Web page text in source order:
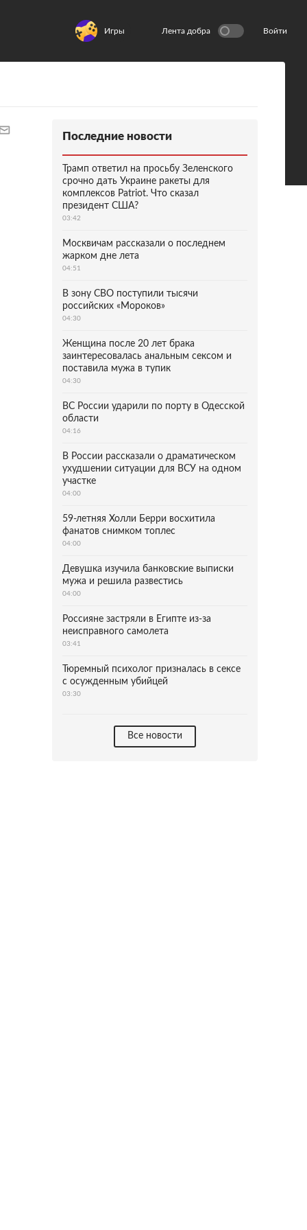
Игры Лента добра Войти
Последние новости
Трамп ответил на просьбу Зеленского
срочно дать Украине ракеты для
комплексов Patriot. Что сказал
президент США?
03:42
Москвичам рассказали о последнем
жарком дне лета
04:51
В зону СВО поступили тысячи
российских «Мороков»
04:30
Женщина после 20 лет брака
заинтересовалась анальным сексом и
поставила мужа в тупик
04:30
ВС России ударили по порту в Одесской
области
04:16
В России рассказали о драматическом
ухудшении ситуации для ВСУ на одном
участке
04:00
59-летняя Холли Берри восхитила
фанатов снимком топлес
04:00
Девушка изучила банковские выписки
мужа и решила развестись
04:00
Россияне застряли в Египте из-за
неисправного самолета
03:41
Тюремный психолог призналась в сексе
с осужденным убийцей
03:30
Все новости